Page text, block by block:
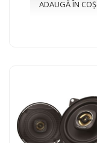
ADAUGĂ ÎN COȘ